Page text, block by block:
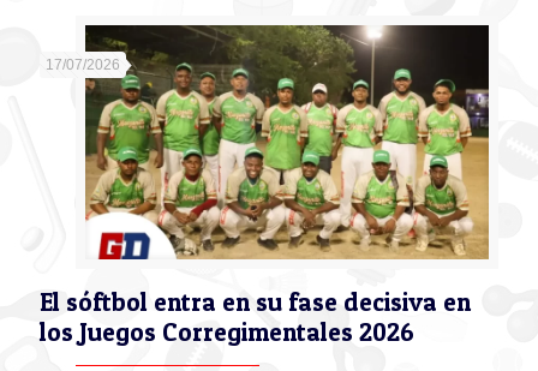
17/07/2026
El sóftbol entra en su fase decisiva en
los Juegos Corregimentales 2026